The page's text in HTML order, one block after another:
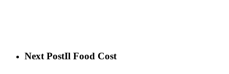
Next PostIl Food Cost